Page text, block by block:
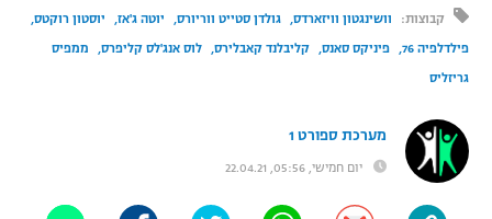
ברחבה
"מחצית בשכונה" – פודקאסט
מכבי נתניה
ליגה ברזילאית
ספורט אולימפי
UFC
היאבקות WWE
אופניים
קבוצות: וושינגטון וויזארדס גולדן סטייט ווריורס יוטה ג'אז יוסטון רוקטס
פילדלפיה 76 פיניקס סאנס קליבלנד קאבלירס לוס אנג'לס קליפרס ממפיס
גריזליס
מערכת ספורט 1
יום חמישי, 05:56, 22.04.21